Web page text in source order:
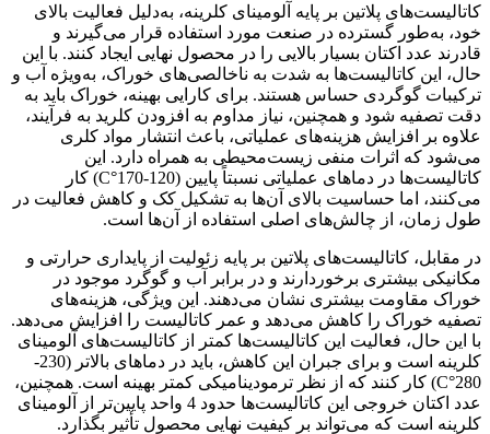
کاتالیست‌های پلاتین بر پایه آلومینای کلرینه، به‌دلیل فعالیت بالای
خود، به‌طور گسترده در صنعت مورد استفاده قرار می‌گیرند و
قادرند عدد اکتان بسیار بالایی را در محصول نهایی ایجاد کنند. با این
حال، این کاتالیست‌ها به شدت به ناخالصی‌های خوراک، به‌ویژه آب و
ترکیبات گوگردی حساس هستند. برای کارایی بهینه، خوراک باید به
دقت تصفیه شود و همچنین، نیاز مداوم به افزودن کلرید به فرآیند،
علاوه بر افزایش هزینه‌های عملیاتی، باعث انتشار مواد کلری
می‌شود که اثرات منفی زیست‌محیطی به همراه دارد. این
کاتالیست‌ها در دماهای عملیاتی نسبتاً پایین (120-170°C) کار
می‌کنند، اما حساسیت بالای آن‌ها به تشکیل کک و کاهش فعالیت در
طول زمان، از چالش‌های اصلی استفاده از آن‌ها است.
در مقابل، کاتالیست‌های پلاتین بر پایه زئولیت از پایداری حرارتی و
مکانیکی بیشتری برخوردارند و در برابر آب و گوگرد موجود در
خوراک مقاومت بیشتری نشان می‌دهند. این ویژگی، هزینه‌های
تصفیه خوراک را کاهش می‌دهد و عمر کاتالیست را افزایش می‌دهد.
با این حال، فعالیت این کاتالیست‌ها کمتر از کاتالیست‌های آلومینای
کلرینه است و برای جبران این کاهش، باید در دماهای بالاتر (230-
280°C) کار کنند که از نظر ترمودینامیکی کمتر بهینه است. همچنین،
عدد اکتان خروجی این کاتالیست‌ها حدود 4 واحد پایین‌تر از آلومینای
کلرینه است که می‌تواند بر کیفیت نهایی محصول تأثیر بگذارد.